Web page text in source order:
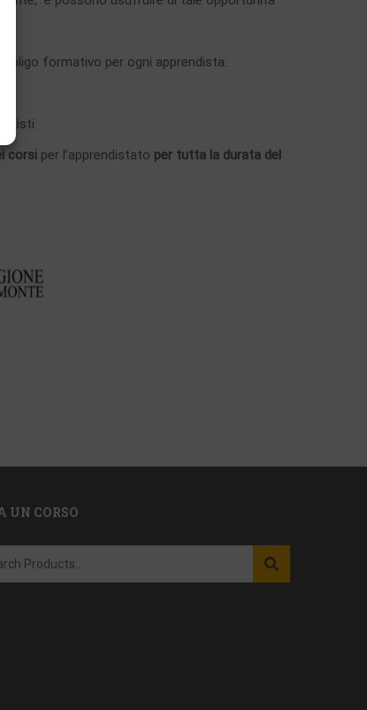
formativo per ogni apprendista:
corsiper l’apprendistato per tutta la durata del
UN CORSO